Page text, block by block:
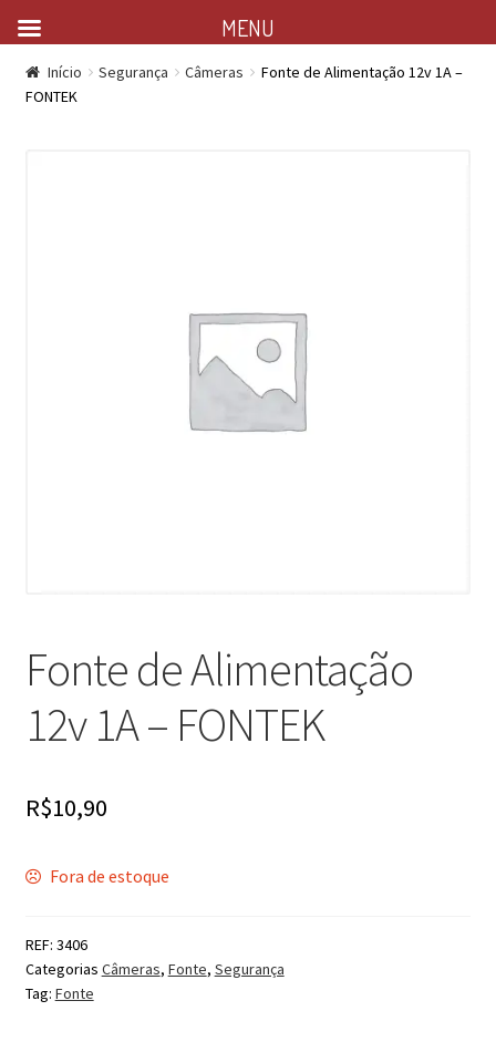
Início Segurança Câmeras
Fonte de Alimentação 12v 1A –
FONTEK
Fonte de Alimentação
12v 1A – FONTEK
R$10,90
Fora de estoque
REF: 3406
Categorias Câmeras, Fonte, Segurança
Tag: Fonte
MENU